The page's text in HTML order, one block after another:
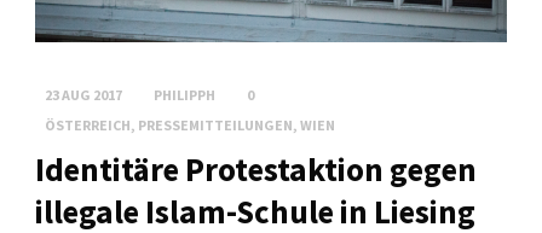
23 AUG 2017 PHILIPPH
0
ÖSTERREICH PRESSEMITTEILUNGEN WIEN
Identitäre Protestaktion gegen
illegale Islam-Schule in Liesing